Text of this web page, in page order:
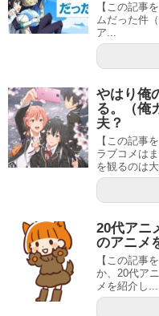
【この記事
ムだった件
ア...
やはり俺
る。（俺
夫？
【この記事
ラブコメは
を観るのは
20代アニ
のアニメ
【この記事
か、20代ア
メを紹介し...